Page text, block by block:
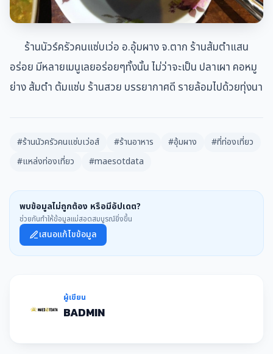
ร้านนัวร์ครัวคนแซ่บเว่อ อ.อุ้มผาง จ.ตาก ร้านส้มตำแสน
อร่อย มีหลายเมนูเลยอร่อยๆทั้งนั้น ไม่ว่าจะเป็น ปลาเผา คอหมู
ย่าง ส้มตำ ต้มแซ่บ ร้านสวย บรรยากาศดี รายล้อมไปด้วยทุ่งนา
#ร้านนัวครัวคนแซ่บเว่อส์ #ร้านอาหาร #อุ้มผาง
#ที่ท่องเที่ยว
#แหล่งท่องเที่ยว
#maesotdata
พบข้อมูลไม่ถูกต้อง หรือมีอัปเดต?
ช่วยกันทำให้ข้อมูลแม่สอดสมบูรณ์ยิ่งขึ้น
เสนอแก้ไขข้อมูล
ผู้เขียน
BADMIN